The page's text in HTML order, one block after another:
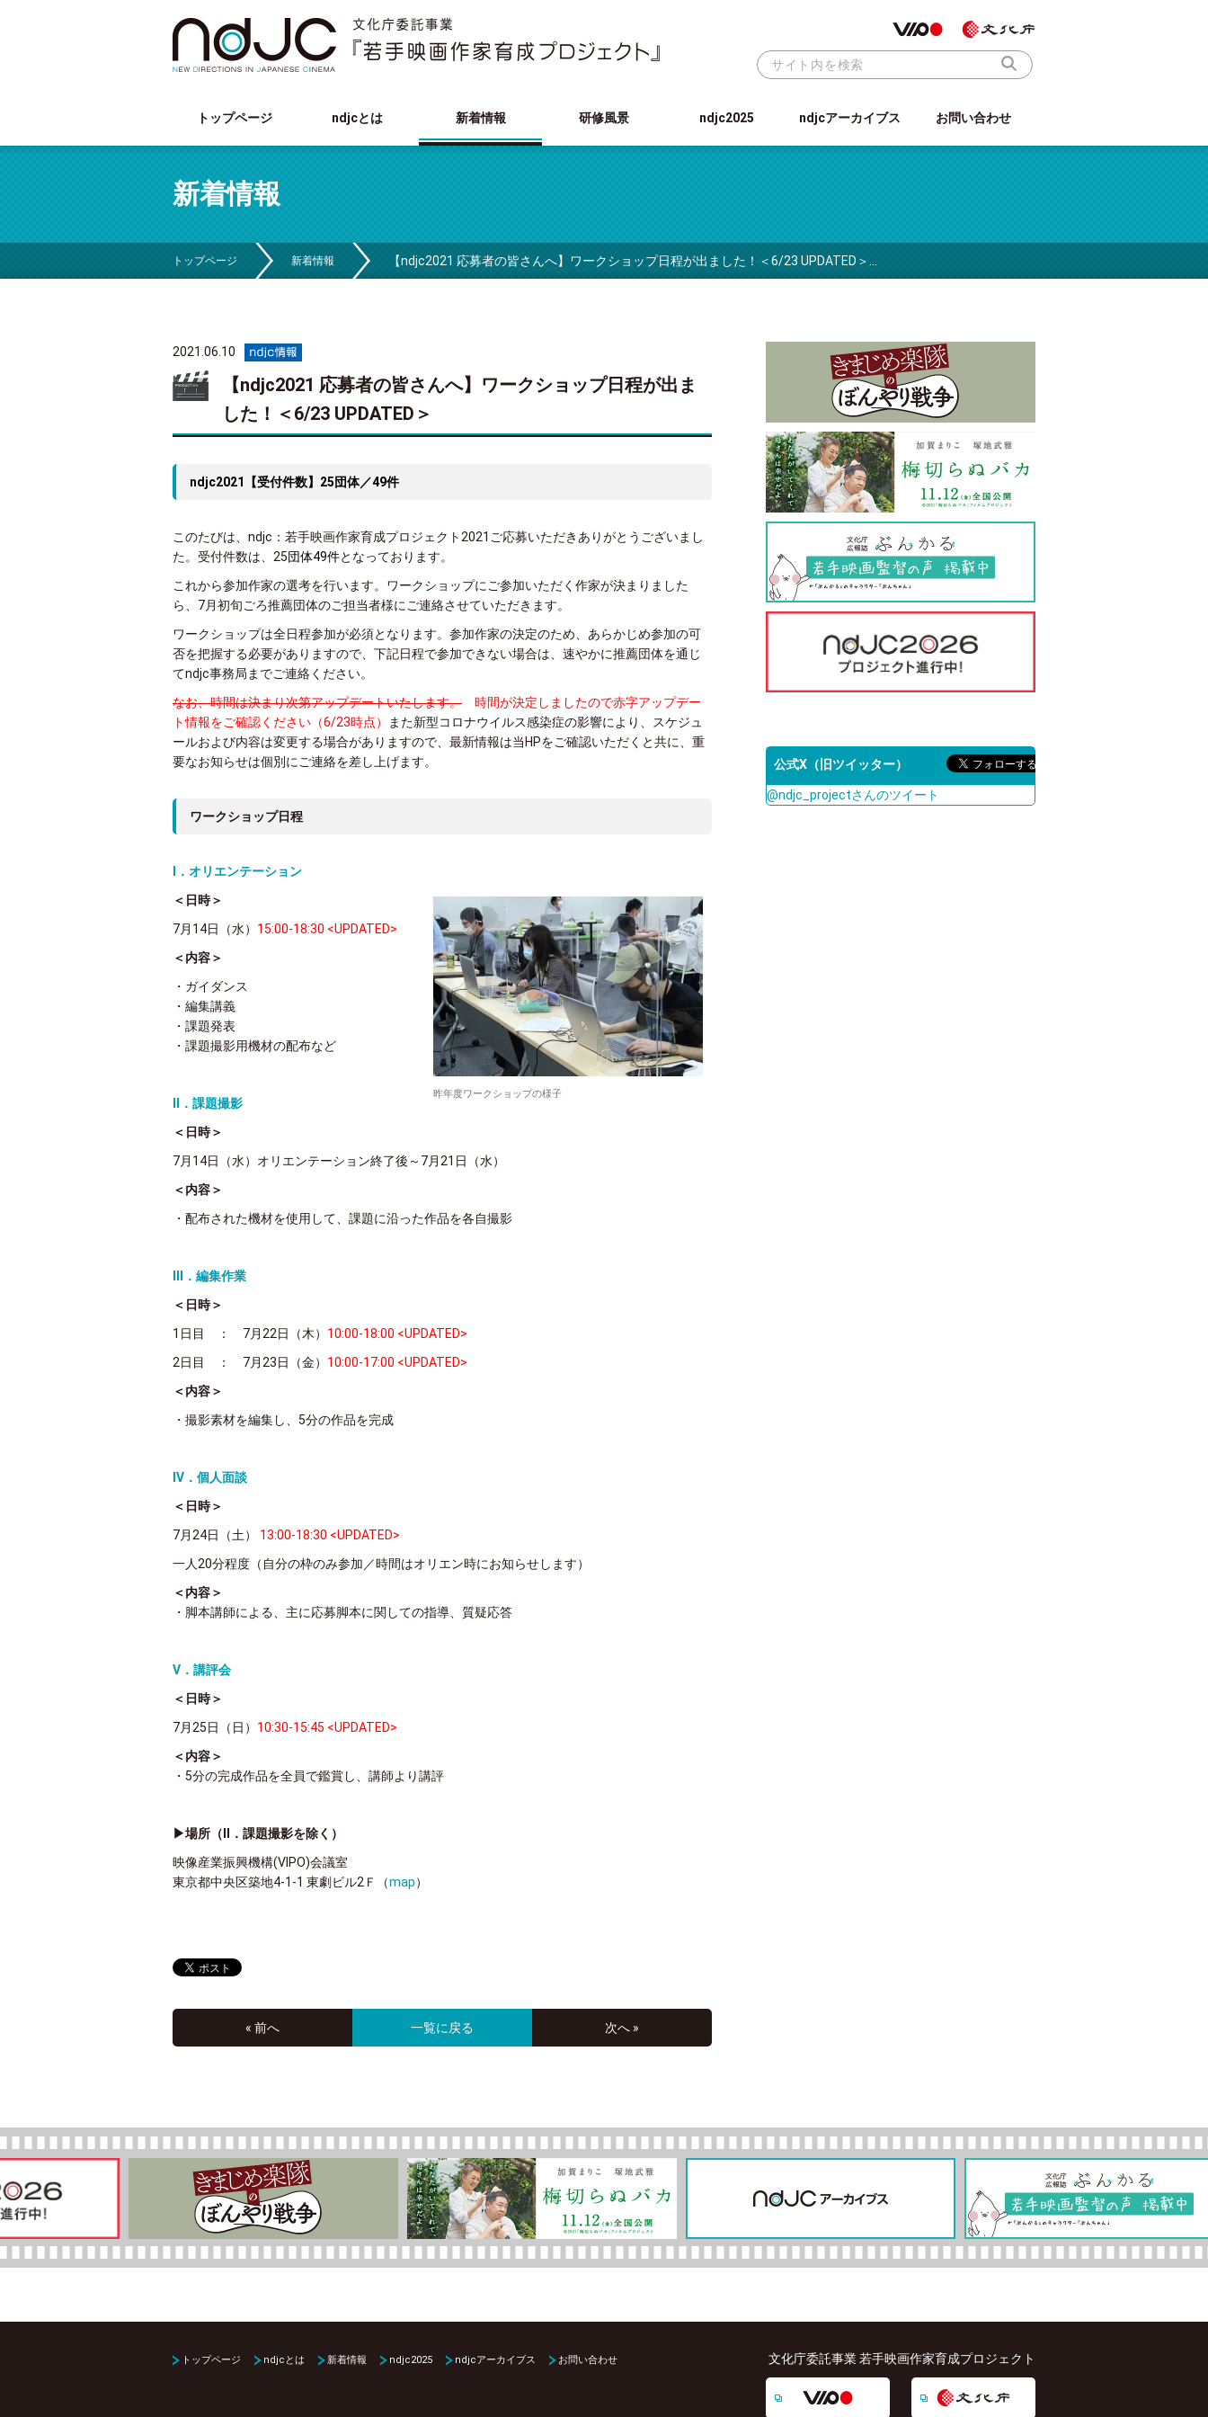
トップページ ndjcとは 新着情報 研修風景 ndjc2025 ndjcアーカイブス お問い合わせ
新着情報
トップページ 新着情報 【ndjc2021 応募者の皆さんへ】ワークショップ日程が出ました！＜6/23 UPDATED＞…
2021.06.10
【ndjc2021 応募者の皆さんへ】ワークショップ日程が出ま
した！＜6/23 UPDATED＞
ndjc2021【受付件数】25団体／49件
このたびは、ndjc：若手映画作家育成プロジェクト2021ご応募いただきありがとうございまし
た。受付件数は、25団体49件となっております。
これから参加作家の選考を行います。ワークショップにご参加いただく作家が決まりました
ら、7月初旬ごろ推薦団体のご担当者様にご連絡させていただきます。
ワークショップは全日程参加が必須となります。参加作家の決定のため、あらかじめ参加の可
否を把握する必要がありますので、下記日程で参加できない場合は、速やかに推薦団体を通じ
てndjc事務局までご連絡ください。
なお、時間は決まり次第アップデートいたします。 時間が決定しましたので赤字アップデー
ト情報をご確認ください（6/23時点）
また新型コロナウイルス感染症の影響により、スケジュ
ールおよび内容は変更する場合がありますので、最新情報は当HPをご確認いただくと共に、重
要なお知らせは個別にご連絡を差し上げます。
ワークショップ日程
Ⅰ．オリエンテーション
昨年度ワークショップの様子
＜日時＞
7月14日（水） 15:00-18:30 <UPDATED>
＜内容＞
・ガイダンス
・編集講義
・課題発表
・課題撮影用機材の配布など
Ⅱ．課題撮影
＜日時＞
7月14日（水）オリエンテーション終了後～7月21日（水）
＜内容＞
・配布された機材を使用して、課題に沿った作品を各自撮影
Ⅲ．編集作業
＜日時＞
1日目 ： 7月22日（木） 10:00-18:00 <UPDATED>
2日目 ： 7月23日（金） 10:00-17:00 <UPDATED>
＜内容＞
・撮影素材を編集し、5分の作品を完成
Ⅳ．個人面談
＜日時＞
7月24日（土）
13:00-18:30 <UPDATED>
一人20分程度（自分の枠のみ参加／時間はオリエン時にお知らせします）
＜内容＞
・脚本講師による、主に応募脚本に関しての指導、質疑応答
Ⅴ．講評会
＜日時＞
7月25日（日） 10:30-15:45 <UPDATED>
＜内容＞
・5分の完成作品を全員で鑑賞し、講師より講評
▶場所（Ⅱ．課題撮影を除く）
映像産業振興機構(VIPO)会議室
東京都中央区築地4-1-1 東劇ビル2Ｆ（map）
« 前へ 一覧に戻る 次へ »
公式X（旧ツイッター）
@ndjc_projectさんのツイート
トップページ ndjcとは 新着情報 ndjc2025 ndjcアーカイブス お問い合わせ 文化庁委託事業 若手映画作家育成プロジェクト